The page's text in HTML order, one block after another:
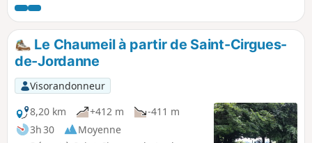
Martin-Valmeroux en suivant les petits
sentiers du coin. Vous pourrez profiter de
belles vues sur la vallée et découvrir les
paysages de la région à votre propre
rythme. Une belle occasion de se promener
au calme, en famille ou seul, et de savourer
l'ambiance naturelle et paisible des lieux.
C’est un joli parcours qui allie calme et
nature, avec quelques passages techniques
uniquement sur la première partie, mais
Le Chaumeil à partir de Saint-Cirgues-
de-Jordanne
Visorandonneur
8,20 km
+412 m
-411 m
3h 30
Moyenne